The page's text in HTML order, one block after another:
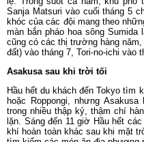
Sanja Matsuri vào cuối tháng 5
khóc của các đội mang theo
màn bắn pháo hoa sông
cũng có các thị trường hàng
đất) vào tháng 7, Tori-no-ichi vào
Asakusa sau khi trời tối
Hầu hết du khách đến Tokyo tìm
hoặc Roppongi, nhưng
trong nhiều thập kỷ, thậm chí
lặn. Sáng đến 11 giờ Hầu hết
khí hoàn toàn khác sau khi mặt